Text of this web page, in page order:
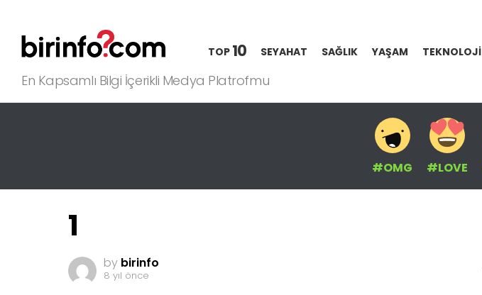
En Kapsamlı Bilgi İçerikli Medya Platrofmu
TOP 10 SEYAHAT SAĞLIK YAŞAM TEKNOLOJI
#OMG #LOVE
1
by birinfo
8 yıl önce